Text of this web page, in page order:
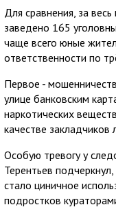
Для сравнения, за
заведено 165
чаще всего юные
ответственности по
Первое -
улице банковским
наркотических
качестве закладчиков
Особую тревогу у
Терентьев
стало циничное
подростков